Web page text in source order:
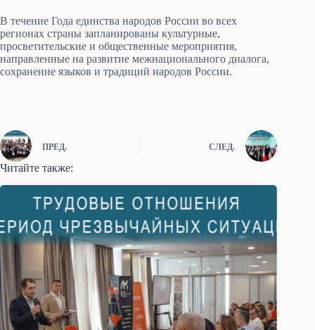
В течение Года единства народов России во всех
регионах страны запланированы культурные,
просветительские и общественные мероприятия,
направленные на развитие межнационального диалога,
сохранение языков и традиций народов России.
ПРЕД. СЛЕД.
Читайте также: